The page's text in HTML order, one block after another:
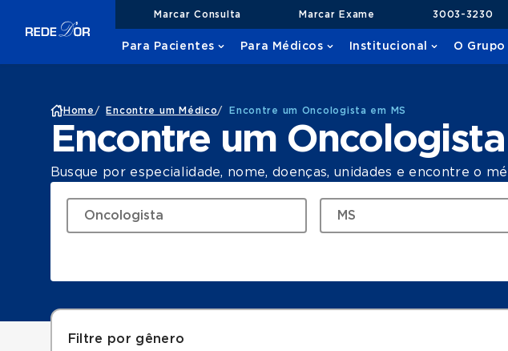
Marcar Consulta Marcar Exame 3003-3230
Para Pacientes Para Médicos Institucional O Grupo
Home / Encontre um Médico/ Encontre um Oncologista em MS
Encontre um
Busque por especialidade, nome, doenças, unidades e encontre o
Filtre por gênero